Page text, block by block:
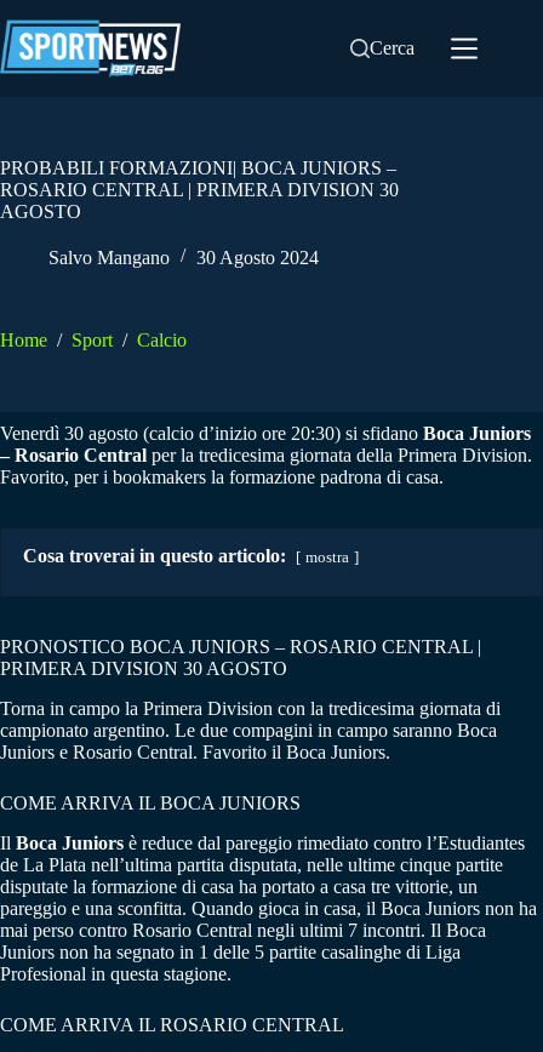
al
contenuto
Cerca
PROBABILI FORMAZIONI| BOCA JUNIORS –
ROSARIO CENTRAL | PRIMERA DIVISION 30
AGOSTO
Salvo Mangano 30 Agosto 2024
Home / Sport / Calcio
Venerdì 30 agosto (calcio d’inizio ore 20:30) si sfidano Boca Juniors
– Rosario Central per la tredicesima giornata della Primera Division.
Favorito, per i bookmakers la formazione padrona di casa.
Cosa troverai in questo articolo: mostra
PRONOSTICO BOCA JUNIORS – ROSARIO CENTRAL |
PRIMERA DIVISION 30 AGOSTO
Torna in campo la Primera Division con la tredicesima giornata di
campionato argentino. Le due compagini in campo saranno Boca
Juniors e Rosario Central. Favorito il Boca Juniors.
COME ARRIVA IL BOCA JUNIORS
Il Boca Juniors è reduce dal pareggio rimediato contro l’Estudiantes
de La Plata nell’ultima partita disputata, nelle ultime cinque partite
disputate la formazione di casa ha portato a casa tre vittorie, un
pareggio e una sconfitta. Quando gioca in casa, il Boca Juniors non ha
mai perso contro Rosario Central negli ultimi 7 incontri. Il Boca
Juniors non ha segnato in 1 delle 5 partite casalinghe di Liga
Profesional in questa stagione.
COME ARRIVA IL ROSARIO CENTRAL